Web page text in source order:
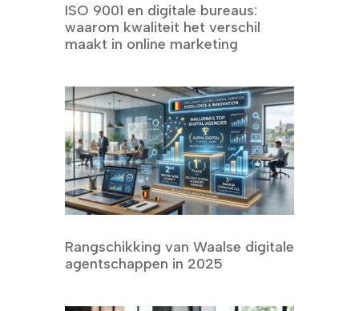
ISO 9001 en digitale bureaus:
waarom kwaliteit het verschil
maakt in online marketing
Rangschikking van Waalse digitale
agentschappen in 2025